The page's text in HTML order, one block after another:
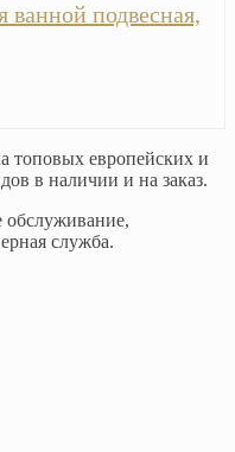
подвесная,
топовых европейских и
в наличии и на заказ.
служба.